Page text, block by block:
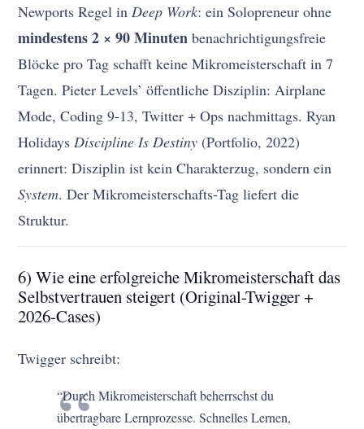
Newports Regel in Deep Work: ein Solopreneur ohne
mindestens 2 × 90 Minuten benachrichtigungsfreie
Blöcke pro Tag schafft keine Mikromeisterschaft in 7
Tagen. Pieter Levels’ öffentliche Disziplin: Airplane
Mode, Coding 9-13, Twitter + Ops nachmittags. Ryan
Holidays Discipline Is Destiny (Portfolio, 2022)
erinnert: Disziplin ist kein Charakterzug, sondern ein
System. Der Mikromeisterschafts-Tag liefert die
Struktur.
6) Wie eine erfolgreiche Mikromeisterschaft das
Selbstvertrauen steigert (Original-Twigger +
2026-Cases)
Twigger schreibt:
“Durch Mikromeisterschaft beherrschst du
übertragbare Lernprozesse. Schnelles Lernen,